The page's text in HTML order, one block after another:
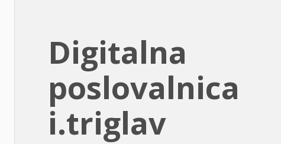
Digitalna
poslovalnica
i.triglav